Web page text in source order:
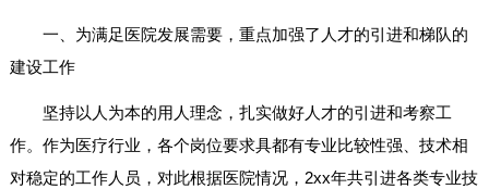
一、为满足医院发展需要，重点加强了人才的引进和梯队的
建设工作
坚持以人为本的用人理念，扎实做好人才的引进和考察工
作。作为医疗行业，各个岗位要求具都有专业比较性强、技术相
对稳定的工作人员，对此根据医院情况，2xx年共引进各类专业技